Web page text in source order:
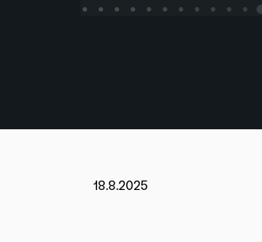
18.8.2025